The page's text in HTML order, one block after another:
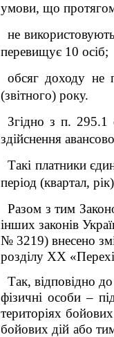
умови, що протягом
не
перевищує 10 осіб;
обсяг доходу не
(звітного) року.
Згідно з п. 295.1
здійснення
Такі платники
період (квартал,
Разом з тим
інших законів
№ 3219) внесено
розділу ХХ
Так, відповідно
фізичні особи –
територіях
бойових дій або